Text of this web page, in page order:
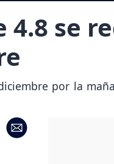
4.8 se
por la